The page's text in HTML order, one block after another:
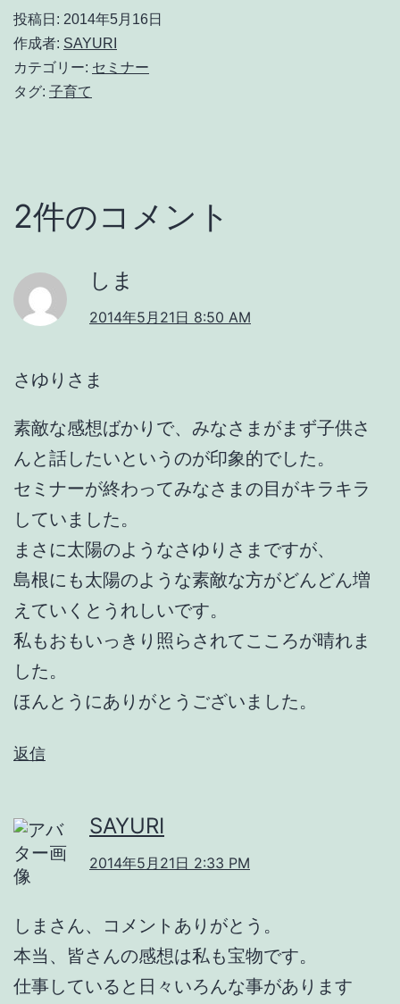
投稿日: 2014年5月16日
作成者: SAYURI
カテゴリー: セミナー
タグ: 子育て
2件のコメント
しま
2014年5月21日 8:50 AM
さゆりさま
素敵な感想ばかりで、みなさまがまず子供さ
んと話したいというのが印象的でした。
セミナーが終わってみなさまの目がキラキラ
していました。
まさに太陽のようなさゆりさまですが、
島根にも太陽のような素敵な方がどんどん増
えていくとうれしいです。
私もおもいっきり照らされてこころが晴れま
した。
ほんとうにありがとうございました。
返信
SAYURI
2014年5月21日 2:33 PM
しまさん、コメントありがとう。
本当、皆さんの感想は私も宝物です。
仕事していると日々いろんな事があります